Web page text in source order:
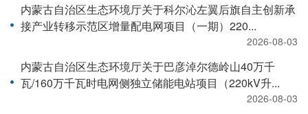
内蒙古自治区生态环境厅关于科尔沁左翼后旗自主创新承
接产业转移示范区增量配电网项目（一期）220...
2026-08-03
内蒙古自治区生态环境厅关于巴彦淖尔德岭山40万千
瓦/160万千瓦时电网侧独立储能电站项目（220kV升...
2026-08-03